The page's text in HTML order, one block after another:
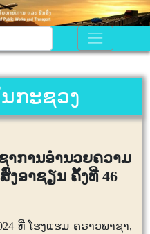
ກະຊວງ
ການອໍານວຍຄວາມ
ອາຊຽນ ຄັ້ງທີ່ 46
ທີ່ ໂຮງແຮມ ຄຣາວພາຊາ,